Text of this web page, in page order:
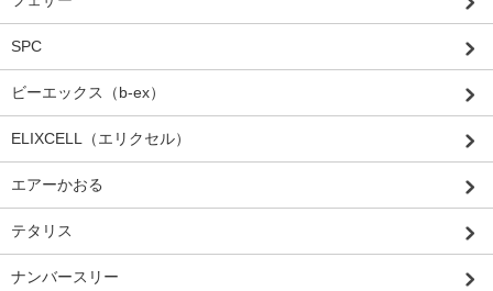
SPC
ビーエックス（b-ex）
ELIXCELL（エリクセル）
エアーかおる
テタリス
ナンバースリー